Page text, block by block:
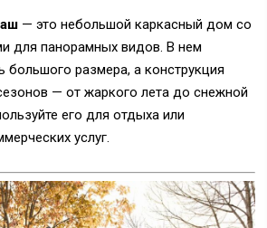
— это небольшой каркасный дом со
для панорамных видов. В нем
большого размера, а конструкция
— от жаркого лета до снежной
его для отдыха или
услуг.